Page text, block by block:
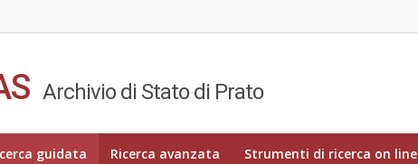
Archivio di Stato di Prato
guidata Ricerca avanzata Strumenti di ricerca on line